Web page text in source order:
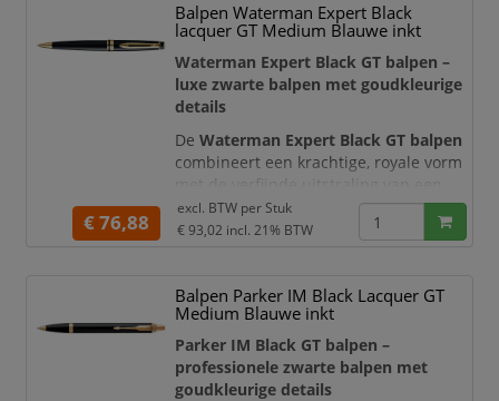
samen met een gedetailleerd motief
dat is geïnspireerd op de eeuwenoude
architectuur van de Italiaanse
hoofdstad.
Balpen Waterman Expert Black
lacquer GT Medium Blauwe inkt
Waterman Expert Black GT balpen –
luxe zwarte balpen met goudkleurige
details
DeWaterman Expert Black GT balpen
combineert een krachtige, royale vorm
met de verfijnde uitstraling van een
luxe Frans schrijfinstrument. De
diepzwarte glanzende lak wordt stijlvol
Waterman-signatuur en de
karakteristieke dubbel vertakte clip
geven de balpen een herkenbare,
professionele uitstrali
€ 76,88
excl. BTW per Stuk
€ 93,02 incl. 21% BTW
Balpen Parker IM Black Lacquer GT
Medium Blauwe inkt
Parker IM Black GT balpen –
professionele zwarte balpen met
goudkleurige details